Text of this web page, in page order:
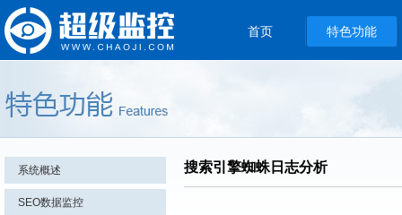
首页 特色功能
系统概述
SEO数据监控
搜索引擎蜘蛛日志分析